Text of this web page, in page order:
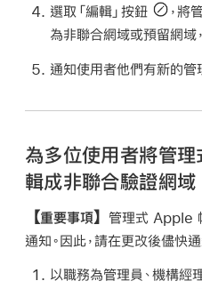
選取「編輯」按鈕 ，將
為非聯合網域或預留網域
通知使用者他們有新的管
為多位使用者將管
輯成非聯合驗證網域
【重要事項】 管理式 Apple
通知。因此，請在更改後儘快通
以職務為管理員、機構經